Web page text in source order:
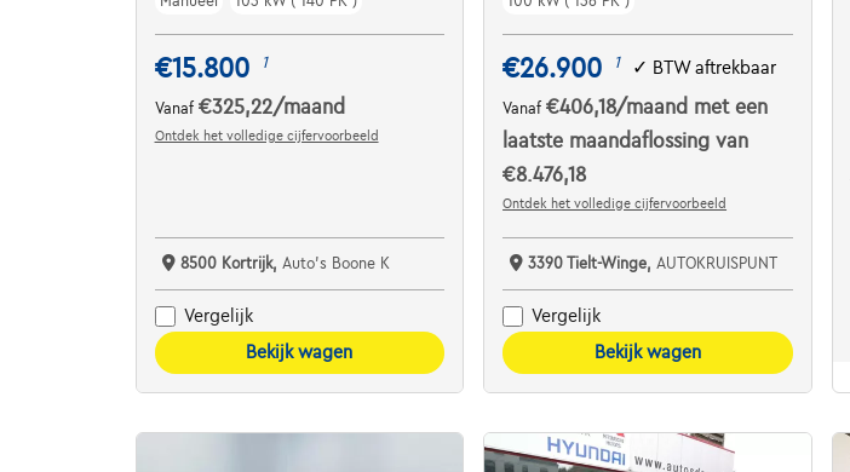
€15.800 1
Vanaf €325,22/maand
Ontdek het volledige cijfervoorbeeld
8500 Kortrijk, Auto's Boone K
Vergelijk
Bekijk wagen
€26.900 1 ✓ BTW aftrekbaar
Vanaf€406,18/maand met een
laatste maandaflossing van
€8.476,18
Ontdek het volledige cijfervoorbeeld
3390 Tielt-Winge, AUTOKRUISPUNT
Vergelijk
Bekijk wagen